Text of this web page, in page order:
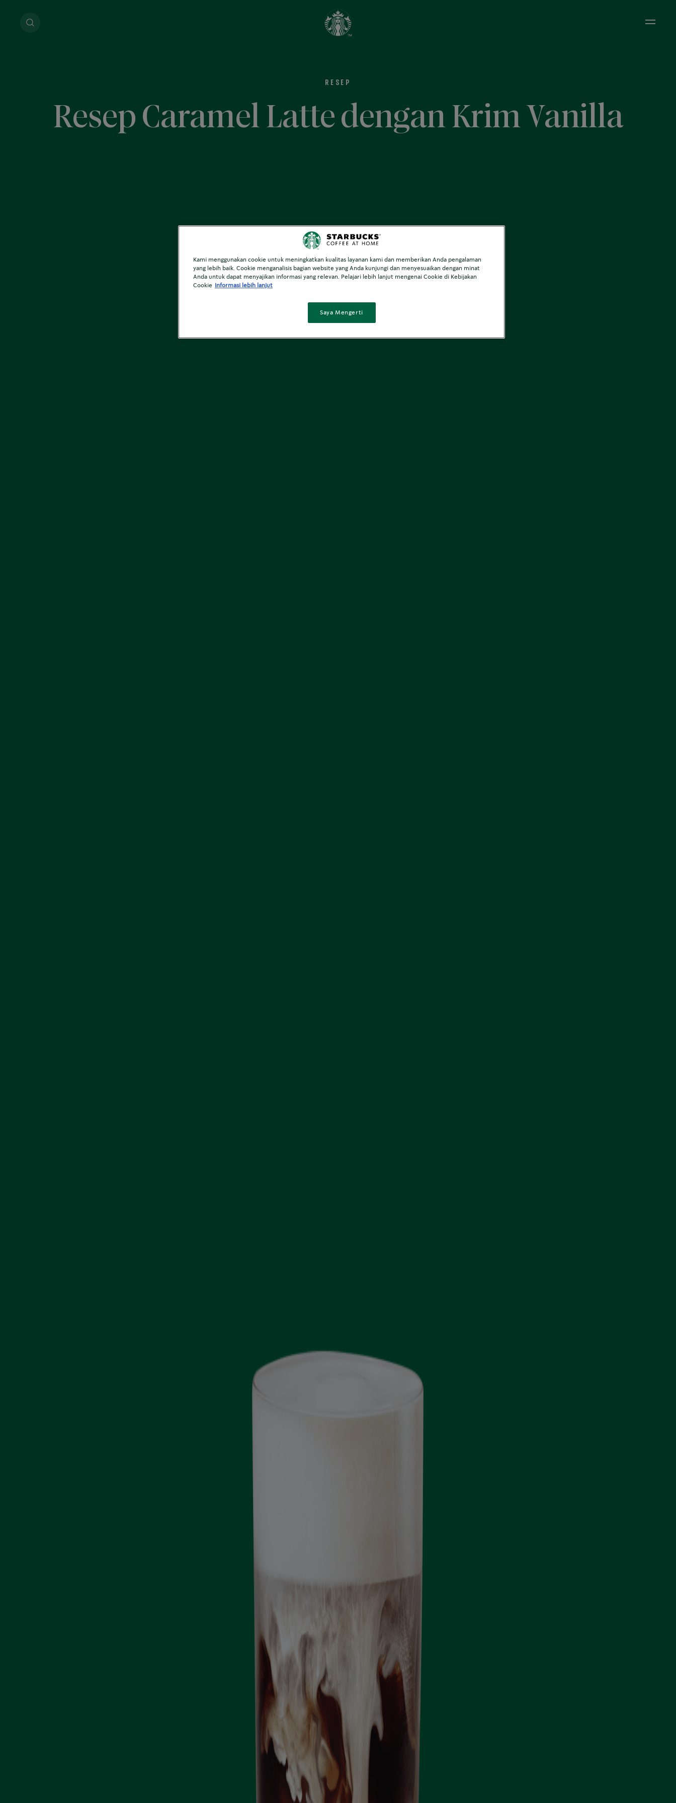
Open
RESEP
Resep Caramel Latte dengan Krim Vanilla
Kami menggunakan cookie untuk meningkatkan kualitas layanan kami dan memberikan Anda pengalaman
yang lebih baik. Cookie menganalisis bagian website yang Anda kunjungi dan menyesuaikan dengan minat
Anda untuk dapat menyajikan informasi yang relevan. Pelajari lebih lanjut mengenai Cookie di Kebijakan
Cookie
Informasi lebih lanjut
Saya Mengerti